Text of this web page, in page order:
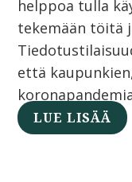
helppoa tulla
tekemään töitä
että
LUE LISÄÄ